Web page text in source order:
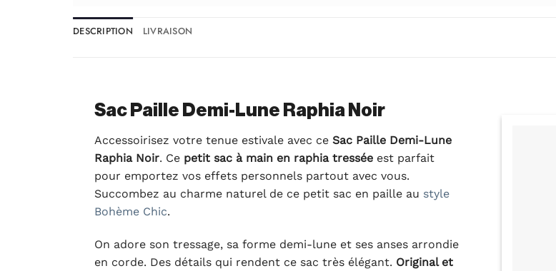
DESCRIPTION LIVRAISON
Sac Paille Demi-Lune Raphia Noir
Accessoirisez votre tenue estivale avec ce Sac Paille Demi-Lune
Raphia Noir. Ce petit sac à main en raphia tressée est parfait
pour emportez vos effets personnels partout avec vous.
Succombez au charme naturel de ce petit sac en paille au style
Bohème Chic.
On adore son tressage, sa forme demi-lune et ses anses arrondie
en corde. Des détails qui rendent ce sac très élégant. Original et